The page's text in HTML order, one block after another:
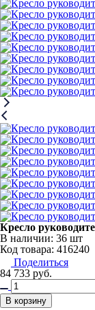
Кресло
В наличии: 36 шт
Код товара: 416240
Поделиться
84 733 руб.
В корзину